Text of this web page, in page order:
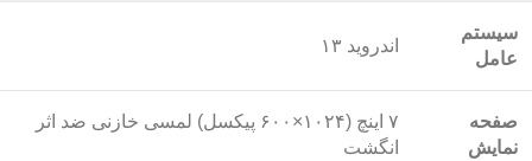
سیستم
عامل
اندروید ۱۳
صفحه
نمایش
۷ اینچ (۱۰۲۴×۶۰۰ پیکسل) لمسی خازنی ضد اثر
انگشت